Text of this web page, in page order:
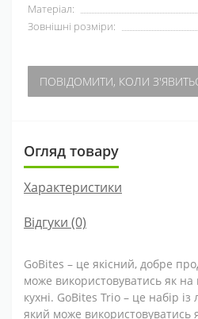
Матеріал:
Зовнішні розміри:
ПОВІДОМИТИ, КОЛИ
Огляд товару
Характеристики
Відгуки (0)
GoBites – це якісний, добре
може використовуватись як на
кухні. GoBites Trio – це набір
який може використовуватись